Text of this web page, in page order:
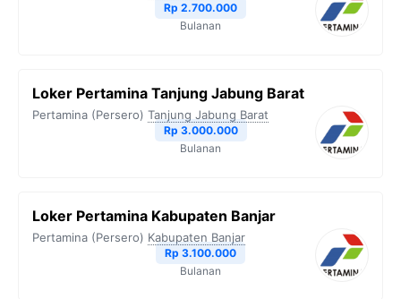
Rp 2.700.000
Bulanan
Loker Pertamina Tanjung Jabung Barat
Pertamina (Persero) Tanjung Jabung Barat
Rp 3.000.000
Bulanan
Loker Pertamina Kabupaten Banjar
Pertamina (Persero) Kabupaten Banjar
Rp 3.100.000
Bulanan